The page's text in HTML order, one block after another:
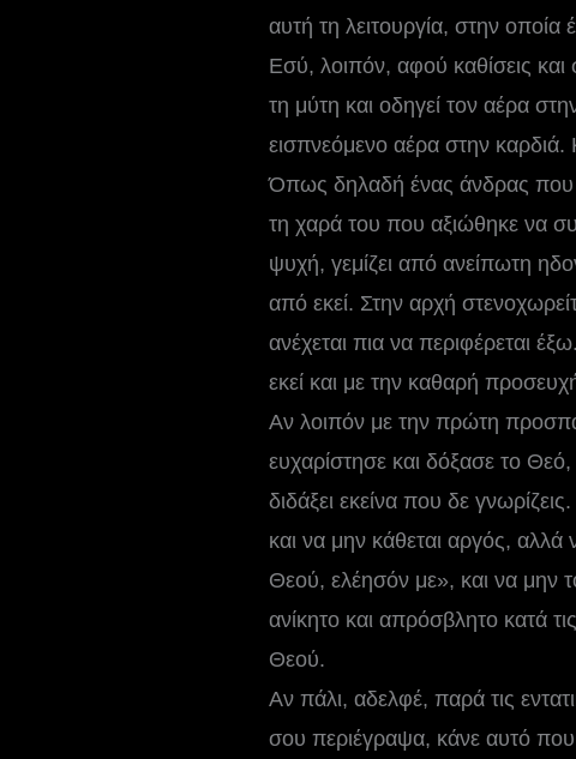
αυτή τη λειτουργία, στην οποία
Εσύ, λοιπόν, αφού καθίσεις
τη μύτη και οδηγεί τον αέρα
εισπνεόμενο αέρα στην καρδιά.
Όπως δηλαδή ένας άνδρας που
τη χαρά του που αξιώθηκε να
ψυχή, γεμίζει από ανείπωτη
από εκεί. Στην αρχή
ανέχεται πια να περιφέρεται
εκεί και με την καθαρή
Αν λοιπόν με την πρώτη
ευχαρίστησε και δόξασε το
διδάξει εκείνα που δε
και να μην κάθεται αργός, αλλά
Θεού, ελέησόν με», και να μην
ανίκητο και απρόσβλητο κατά
Θεού.
Αν πάλι, αδελφέ, παρά τις
σου περιέγραψα, κάνε αυτό που